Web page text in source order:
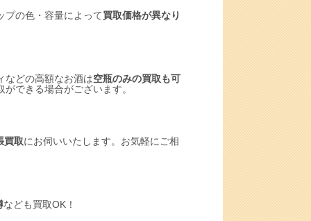
の色・容量によって買取価格が異なり
などの高額なお酒は空瓶のみの買取も可
できる場合がございます。
買取にお伺いいたします。お気軽にご相
なども買取OK！